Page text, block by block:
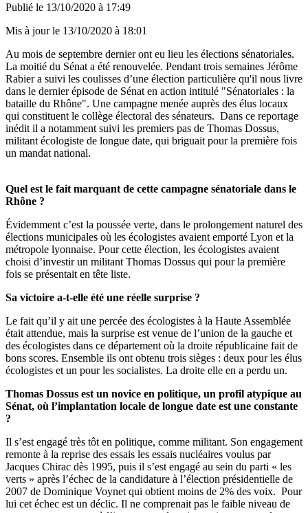
Publié le 13/10/2020 à 17:49
Mis à jour le 13/10/2020 à 18:01
Au mois de septembre dernier ont eu lieu les élections sénatoriales.
La moitié du Sénat a été renouvelée. Pendant trois semaines Jérôme
Rabier a suivi les coulisses d’une élection particulière qu'il nous livre
dans le dernier épisode de Sénat en action intitulé "Sénatoriales : la
bataille du Rhône". Une campagne menée auprès des élus locaux
qui constituent le collège électoral des sénateurs. Dans ce reportage
inédit il a notamment suivi les premiers pas de Thomas Dossus,
militant écologiste de longue date, qui briguait pour la première fois
un mandat national.
Quel est le fait marquant de cette campagne sénatoriale dans le
Rhône ?
Évidemment c’est la poussée verte, dans le prolongement naturel des
élections municipales où les écologistes avaient emporté Lyon et la
métropole lyonnaise. Pour cette élection, les écologistes avaient
choisi d’investir un militant Thomas Dossus qui pour la première
fois se présentait en tête liste.
Sa victoire a-t-elle été une réelle surprise ?
Le fait qu’il y ait une percée des écologistes à la Haute Assemblée
était attendue, mais la surprise est venue de l’union de la gauche et
des écologistes dans ce département où la droite républicaine fait de
bons scores. Ensemble ils ont obtenu trois sièges : deux pour les élus
écologistes et un pour les socialistes. La droite elle en a perdu un.
Thomas Dossus est un novice en politique, un profil atypique au
Sénat, où l’implantation locale de longue date est une constante
?
Il s’est engagé très tôt en politique, comme militant. Son engagement
remonte à la reprise des essais les essais nucléaires voulus par
Jacques Chirac dès 1995, puis il s’est engagé au sein du parti « les
verts » après l’échec de la candidature à l’élection présidentielle de
2007 de Dominique Voynet qui obtient moins de 2% des voix. Pour
lui cet échec est un déclic. Il ne comprenait pas le faible niveau de